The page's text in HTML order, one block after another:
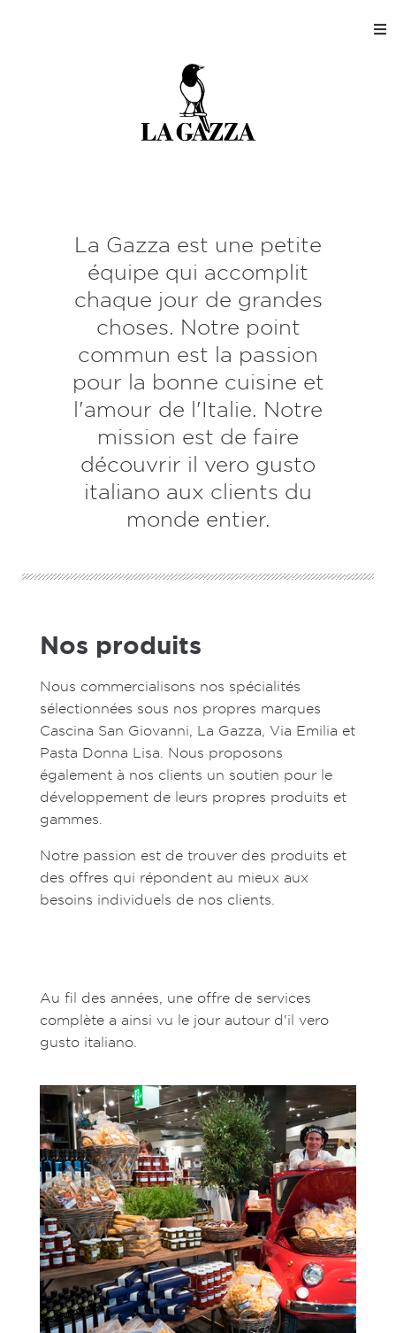
Magasins
Contact
Mon compte client
La Gazza est une petite
équipe qui accomplit
chaque jour de grandes
choses. Notre point
commun est la passion
pour la bonne cuisine et
l'amour de l'Italie. Notre
mission est de faire
découvrir il vero gusto
italiano aux clients du
monde entier.
Nos produits
Nous commercialisons nos spécialités
sélectionnées sous nos propres marques
Cascina San Giovanni, La Gazza, Via Emilia et
Pasta Donna Lisa. Nous proposons
également à nos clients un soutien pour le
développement de leurs propres produits et
gammes.
Notre passion est de trouver des produits et
des offres qui répondent au mieux aux
besoins individuels de nos clients.
Au fil des années, une offre de services
complète a ainsi vu le jour autour d'il vero
gusto italiano.